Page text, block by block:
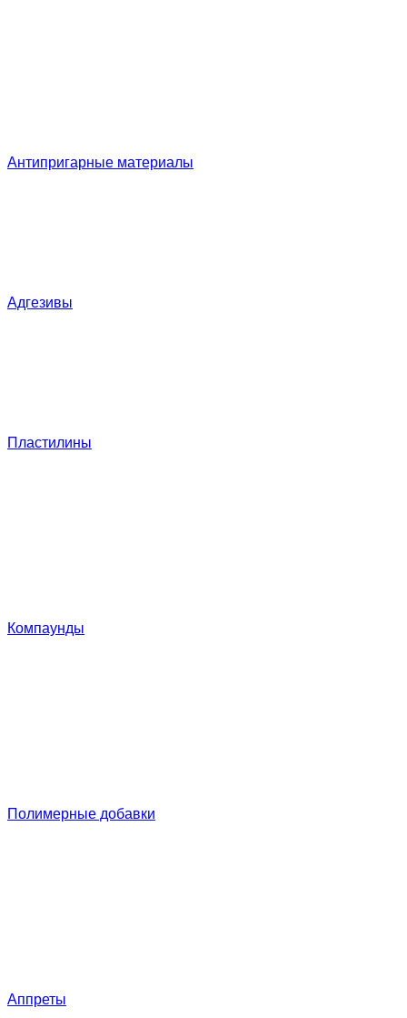
Антипригарные материалы
Адгезивы
Пластилины
Компаунды
Полимерные добавки
Аппреты